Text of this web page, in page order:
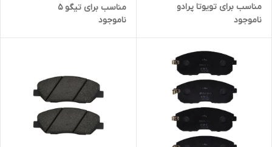
مناسب برای تویوتا پرادو
ناموجود
مناسب برای تیگو 5
ناموجود